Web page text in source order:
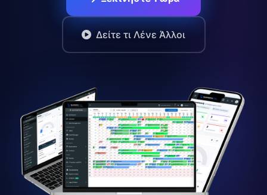
Δείτε τι Λένε Άλλοι